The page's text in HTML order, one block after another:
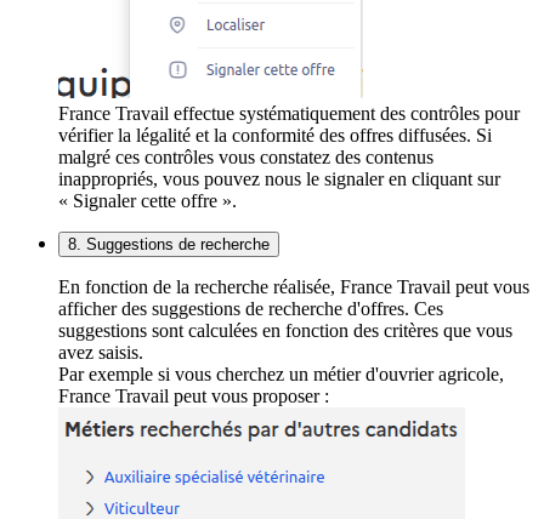
France Travail effectue systématiquement des contrôles pour
vérifier la légalité et la conformité des offres diffusées. Si
malgré ces contrôles vous constatez des contenus
inappropriés, vous pouvez nous le signaler en cliquant sur
« Signaler cette offre ».
8. Suggestions de recherche
En fonction de la recherche réalisée, France Travail peut vous
afficher des suggestions de recherche d'offres. Ces
suggestions sont calculées en fonction des critères que vous
avez saisis.
Par exemple si vous cherchez un métier d'ouvrier agricole,
France Travail peut vous proposer :